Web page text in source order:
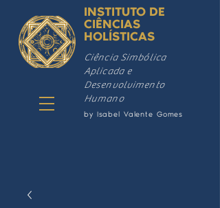
INSTITUTO DE
CIÊNCIAS
HOLÍSTICAS
by Isabel Valente Gomes
Ciência Simbólica
Aplicada e
Desenvolvimento
Humano